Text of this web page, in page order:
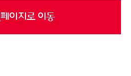
이지로 이동